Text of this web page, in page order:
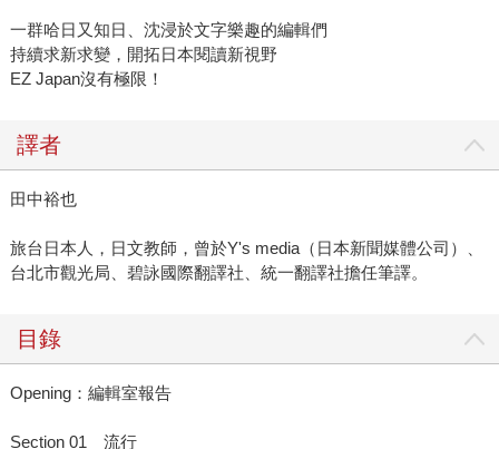
一群哈日又知日、沈浸於文字樂趣的編輯們
持續求新求變，開拓日本閱讀新視野
EZ Japan沒有極限！
譯者
田中裕也
旅台日本人，日文教師，曾於Y's media（日本新聞媒體公司）、
台北市觀光局、碧詠國際翻譯社、統一翻譯社擔任筆譯。
目錄
Opening：編輯室報告
Section 01 流行